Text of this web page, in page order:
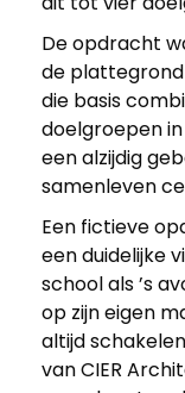
t
i
n
o
p
l
De opdracht
de plattegrond
die basis
doelgroepen
een alzijdig
samenleven
Een fictieve
een duidelijke
school als ’s
op zijn eigen
altijd
van CIER